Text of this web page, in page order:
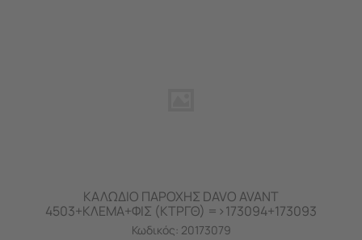
ΚΑΛΩΔΙΟ ΠΑΡΟΧΗΣ DAVO AVANT
4503+ΚΛΕΜΑ+ΦΙΣ (ΚΤΡΓΘ) =>173094+173093
Κωδικός: 20173079